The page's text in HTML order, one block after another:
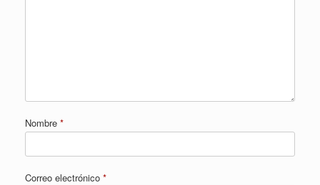
Nombre *
Correo electrónico *